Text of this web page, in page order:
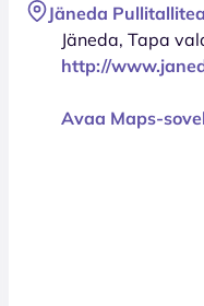
Jäneda
Jäneda, Tapa
http://
Avaa Maps-